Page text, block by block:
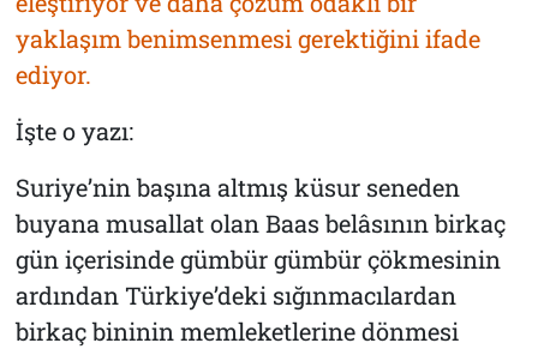
yaklaşım benimsenmesi gerektiğini ifade
ediyor.
İşte o yazı:
Suriye’nin başına altmış küsur seneden
buyana musallat olan Baas belâsının birkaç
gün içerisinde gümbür gümbür çökmesinin
ardından Türkiye’deki sığınmacılardan
birkaç bininin memleketlerine dönmesi